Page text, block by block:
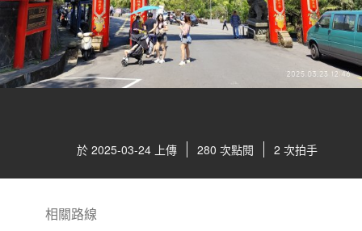
於 2025-03-24 上傳 280 次點閱 2 次拍手
相關路線